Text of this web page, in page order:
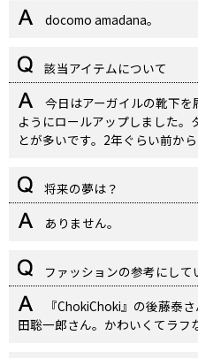
docomo amadana。
該当アイテムについて
今日はアーガイルの靴下
ようにロールアップしました。
とが多いです。2年ぐらい前から
将来の夢は？
ありません。
ファッションの参考にし
『ChokiChoki』の後藤泰
田聡一郎さん。かわいくてラフ